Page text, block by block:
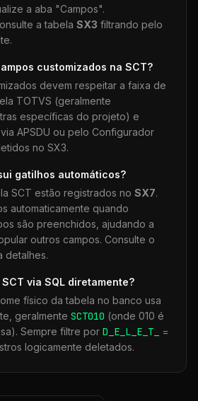
a aba "Campos".
a tabela SX3 filtrando pelo
customizados na SCT?
devem respeitar a faixa de
TOTVS (geralmente
específicas do projeto) e
APSDU ou pelo Configurador
no SX3.
gatilhos automáticos?
SCT estão registrados no SX7.
automaticamente quando
são preenchidos, ajudando a
outros campos. Consulte o
detalhes.
SCT via SQL diretamente?
físico da tabela no banco usa
geralmente SCT010 (onde 010 é
Sempre filtre por D_E_L_E_T_
=
logicamente deletados.